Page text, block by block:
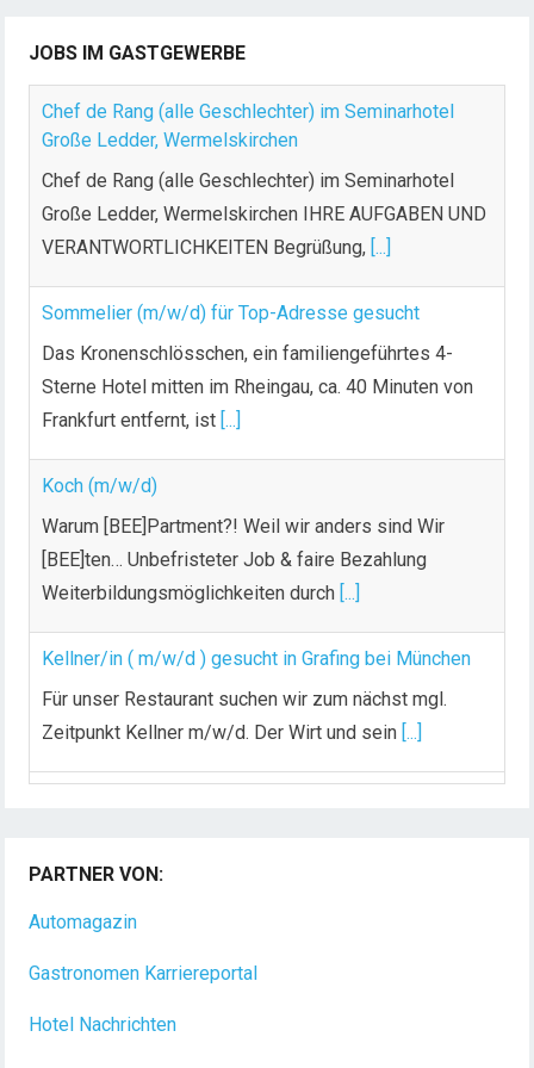
JOBS IM GASTGEWERBE
Chef de Rang (alle Geschlechter) im Seminarhotel
Große Ledder, Wermelskirchen
Chef de Rang (alle Geschlechter) im Seminarhotel
Große Ledder, Wermelskirchen IHRE AUFGABEN UND
VERANTWORTLICHKEITEN Begrüßung, [...]
Sommelier (m/w/d) für Top-Adresse gesucht
Das Kronenschlösschen, ein familiengeführtes 4-
Sterne Hotel mitten im Rheingau, ca. 40 Minuten von
Frankfurt entfernt, ist [...]
Koch (m/w/d)
Warum [BEE]Partment?! Weil wir anders sind Wir
[BEE]ten… Unbefristeter Job & faire Bezahlung
Weiterbildungsmöglichkeiten durch [...]
Kellner/in ( m/w/d ) gesucht in Grafing bei München
Für unser Restaurant suchen wir zum nächst mgl.
Zeitpunkt Kellner m/w/d. Der Wirt und sein [...]
Dein Arbeitsplatz mit Urlaubsfeeling Chef de Rang
liebst[...]
PARTNER VON:
Automagazin
Gastronomen Karriereportal
Hotel Nachrichten